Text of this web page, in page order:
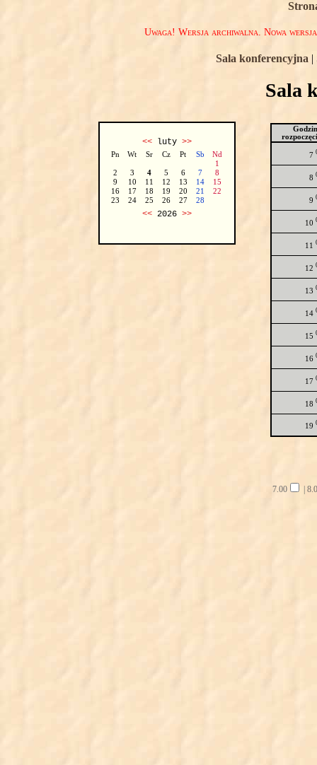
Uwaga! Wersja archiwalna. Nowa
Sala konferencyjna |
Sala
<<luty >>
Pn Wt Sr Cz Pt Sb
Nd
1
2
3 4 5 6 7
8
9
10 11 12 13 14
15
16
17 18 19 20 21
22
23
24 25 26 27 28
<<2026 >>
7
8
9
10
11
12
13
14
15
16
17
18
19
7.00